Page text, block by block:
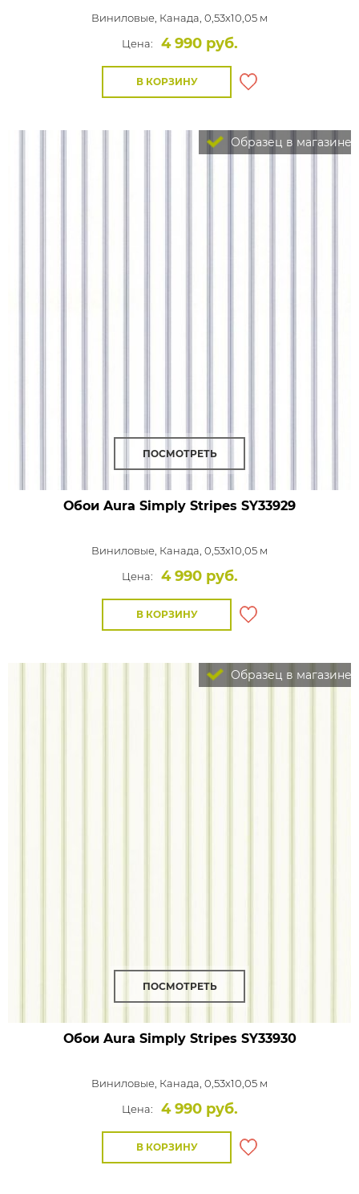
Виниловые, Канада, 0,53x10,05 м
Цена:
4 990 руб.
В КОРЗИНУ
Образец в магазине
ПОСМОТРЕТЬ
Обои Aura Simply Stripes SY33929
Виниловые, Канада, 0,53x10,05 м
Цена:
4 990 руб.
В КОРЗИНУ
Образец в магазине
ПОСМОТРЕТЬ
Обои Aura Simply Stripes SY33930
Виниловые, Канада, 0,53x10,05 м
Цена:
4 990 руб.
В КОРЗИНУ